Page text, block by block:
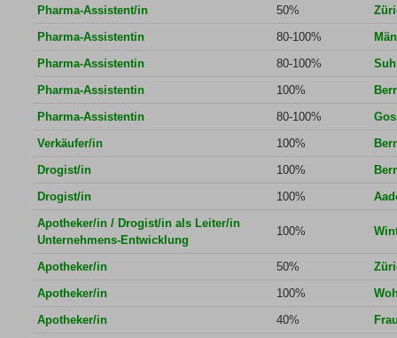
Pharma-Assistent/in
50%
Pharma-Assistentin
80-100%
Pharma-Assistentin
80-100%
Pharma-Assistentin
100%
Pharma-Assistentin
80-100%
Verkäufer/in
100%
Drogist/in
100%
Drogist/in
100%
Apotheker/in / Drogist/in als Leiter/in
Unternehmens-Entwicklung
100%
Apotheker/in 50%
Apotheker/in
100%
Apotheker/in
40%